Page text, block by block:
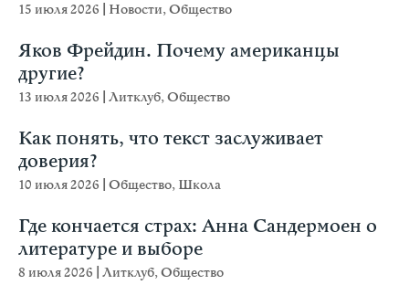
15 июля 2026 Новости,Общество
Яков Фрейдин. Почему американцы
другие?
13 июля 2026 Литклуб,Общество
Как понять, что текст заслуживает
доверия?
10 июля 2026 Общество, Школа
Где кончается страх: Анна Сандермоен о
литературе и выборе
8 июля 2026 Литклуб,Общество